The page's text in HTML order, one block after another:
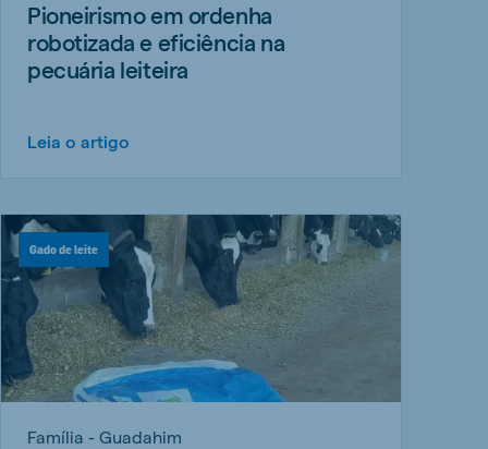
Pioneirismo em ordenha
robotizada e eficiência na
pecuária leiteira
Leia o artigo
Gado de leite
Família - Guadahim